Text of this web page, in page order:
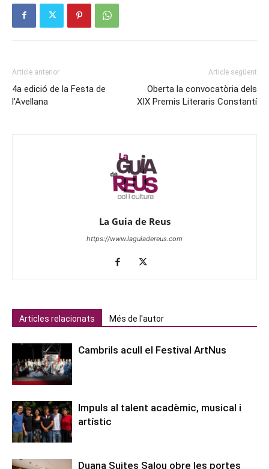
Article anterior
4a edició de la Festa de
l’Avellana
Article següent
Oberta la convocatòria dels
XIX Premis Literaris Constantí
La Guia de Reus
https://www.laguiadereus.com
Articles relacionats Més de l'autor
Cambrils acull el Festival ArtNus
Impuls al talent acadèmic, musical i
artístic
Duana Suites Salou obre les portes